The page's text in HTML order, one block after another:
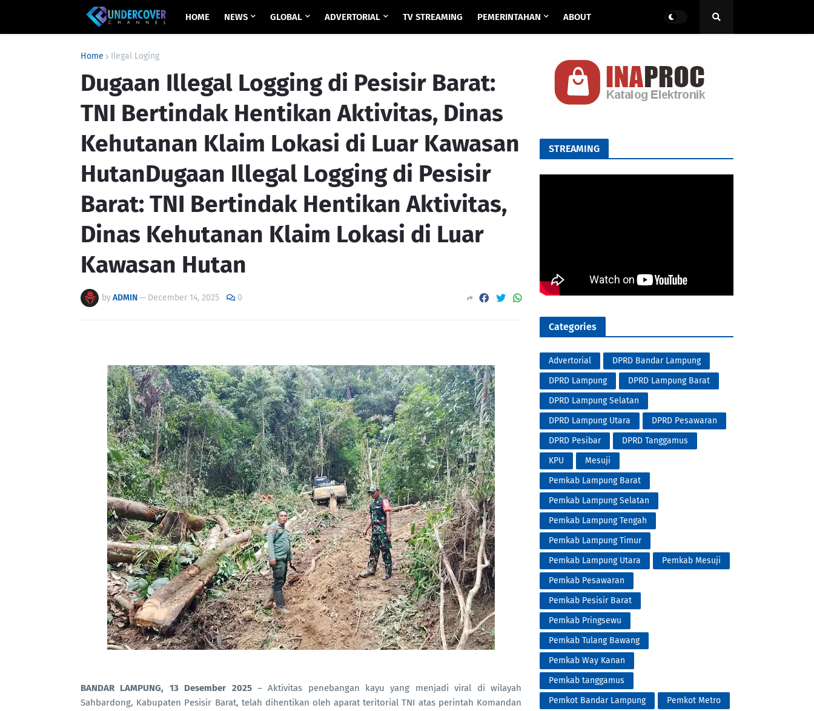
HOME NEWS GLOBAL ADVERTORIAL TV STREAMING PEMERINTAHAN ABOUT
Home Ilegal Loging
Dugaan Illegal Logging di Pesisir Barat:
TNI Bertindak Hentikan Aktivitas, Dinas
Kehutanan Klaim Lokasi di Luar Kawasan
HutanDugaan Illegal Logging di Pesisir
Barat: TNI Bertindak Hentikan Aktivitas,
Dinas Kehutanan Klaim Lokasi di Luar
Kawasan Hutan
byADMIN— December 14, 2025 0
BANDAR LAMPUNG, 13 Desember 2025– Aktivitas penebangan kayu yang menjadi viral di wilayah
Sahbardong, Kabupaten Pesisir Barat, telah dihentikan oleh aparat teritorial TNI atas perintah Komandan
STREAMING
Categories
Advertorial
DPRD Bandar Lampung
DPRD Lampung
DPRD Lampung Barat
DPRD Lampung Selatan
DPRD Lampung Utara
DPRD Pesawaran
DPRD Pesibar
DPRD Tanggamus
KPU
Mesuji
Pemkab Lampung Barat
Pemkab Lampung Selatan
Pemkab Lampung Tengah
Pemkab Lampung Timur
Pemkab Lampung Utara
Pemkab Mesuji
Pemkab Pesawaran
Pemkab Pesisir Barat
Pemkab Pringsewu
Pemkab Tulang Bawang
Pemkab Way Kanan
Pemkab tanggamus
Pemkot Bandar Lampung
Pemkot Metro